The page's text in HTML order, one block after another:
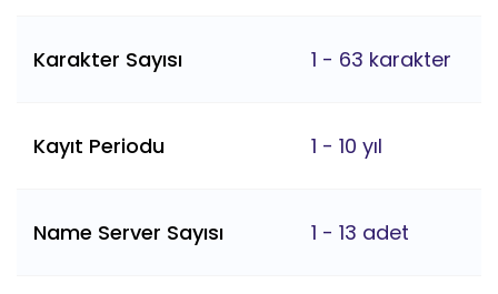
Karakter Sayısı 1 - 63 karakter
Kayıt Periodu 1 - 10 yıl
Name Server Sayısı 1 - 13 adet